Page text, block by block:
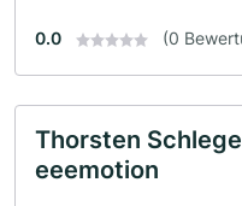
0.0 (0
Thorsten
eeemotion